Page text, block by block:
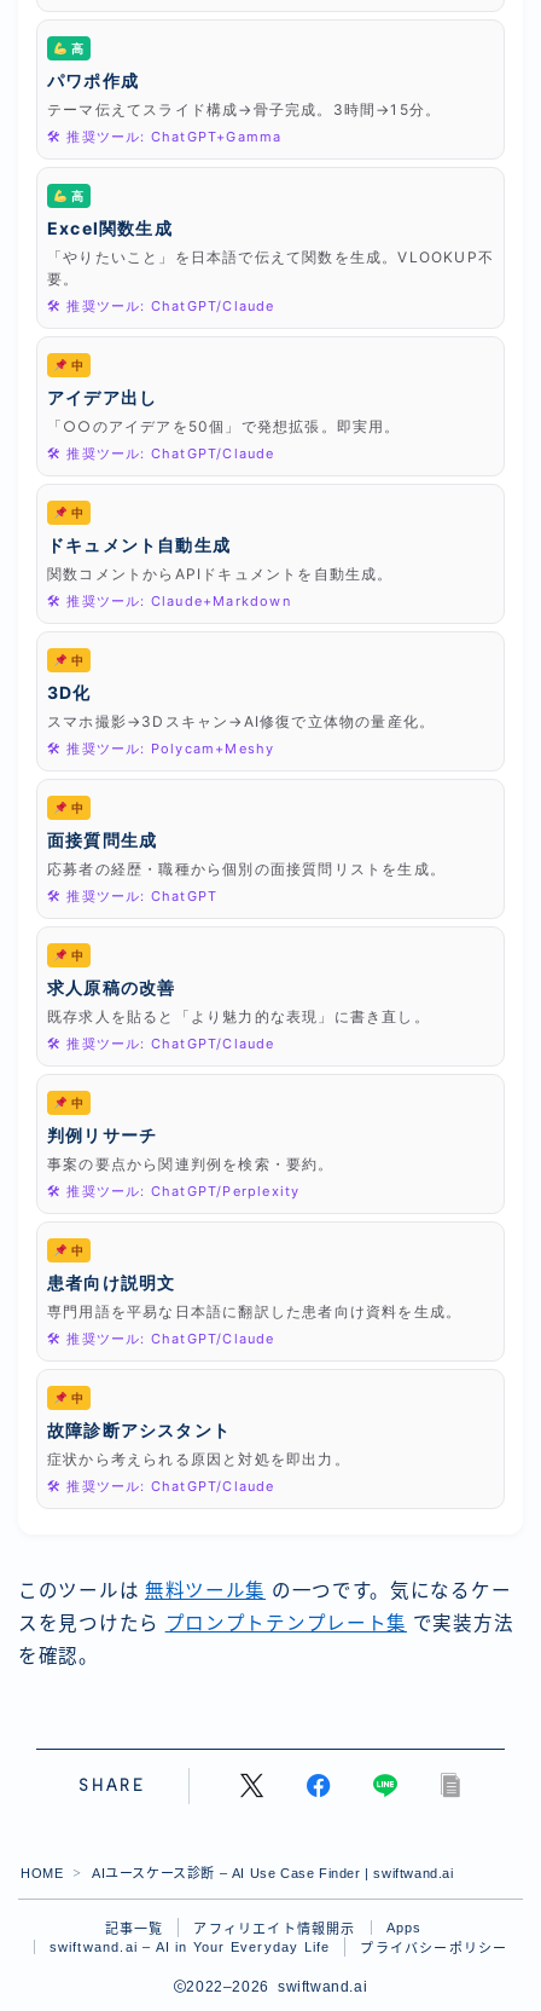
高
パワポ作成
テーマ伝えてスライド構成→骨子完成。3時間→15分。
🛠 推奨ツール: ChatGPT+Gamma
高
Excel関数生成
「やりたいこと」を日本語で伝えて関数を生成。VLOOKUP不
要。
🛠 推奨ツール: ChatGPT/Claude
中
アイデア出し
「○○のアイデアを50個」で発想拡張。即実用。
🛠 推奨ツール: ChatGPT/Claude
中
ドキュメント自動生成
関数コメントからAPIドキュメントを自動生成。
🛠 推奨ツール: Claude+Markdown
中
3D化
スマホ撮影→3Dスキャン→AI修復で立体物の量産化。
🛠 推奨ツール: Polycam+Meshy
中
面接質問生成
応募者の経歴・職種から個別の面接質問リストを生成。
🛠 推奨ツール: ChatGPT
中
求人原稿の改善
既存求人を貼ると「より魅力的な表現」に書き直し。
🛠 推奨ツール: ChatGPT/Claude
中
判例リサーチ
事案の要点から関連判例を検索・要約。
🛠 推奨ツール: ChatGPT/Perplexity
中
患者向け説明文
専門用語を平易な日本語に翻訳した患者向け資料を生成。
🛠 推奨ツール: ChatGPT/Claude
中
故障診断アシスタント
症状から考えられる原因と対処を即出力。
🛠 推奨ツール: ChatGPT/Claude
このツールは 無料ツール集 の一つです。気になるケー
スを見つけたら プロンプトテンプレート集 で実装方法
を確認。
SHARE
HOME ＞ AIユースケース診断 – AI Use Case Finder | swiftwand.ai
記事一覧 アフィリエイト情報開示
Apps
swiftwand.ai – AI in Your Everyday Life
プライバシーポリシー
2022–2026 swiftwand.ai